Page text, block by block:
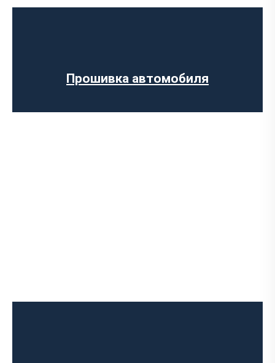
Прошивка автомобиля
Программное отключение датчика NOX
Компьютерная диагностика авто